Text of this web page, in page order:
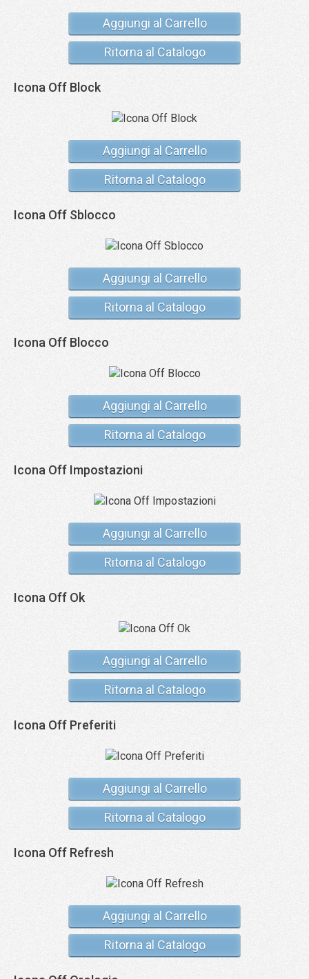
Aggiungi al Carrello
Ritorna al Catalogo
Icona Off Block
Aggiungi al Carrello
Ritorna al Catalogo
Icona Off Sblocco
Aggiungi al Carrello
Ritorna al Catalogo
Icona Off Blocco
Aggiungi al Carrello
Ritorna al Catalogo
Icona Off Impostazioni
Aggiungi al Carrello
Ritorna al Catalogo
Icona Off Ok
Aggiungi al Carrello
Ritorna al Catalogo
Icona Off Preferiti
Aggiungi al Carrello
Ritorna al Catalogo
Icona Off Refresh
Aggiungi al Carrello
Ritorna al Catalogo